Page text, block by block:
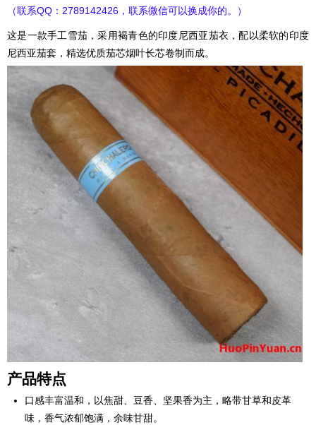
（联系QQ：2789142426，联系微信可以换成你的。）
这是一款手工雪茄，采用褐青色的印度尼西亚茄衣，配以柔软的印度
尼西亚茄套，精选优质茄芯烟叶长芯卷制而成。
产品特点
口感丰富温和，以焦甜、豆香、坚果香为主，略带甘草和皮革
味，香气浓郁饱满，余味甘甜。